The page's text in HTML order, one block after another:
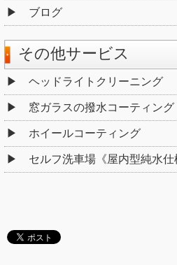
ブログ
その他サービス
ヘッドライトクリーニング
窓ガラスの撥水コーティング
ホイールコーティング
セルフ洗車場《屋内型純水仕